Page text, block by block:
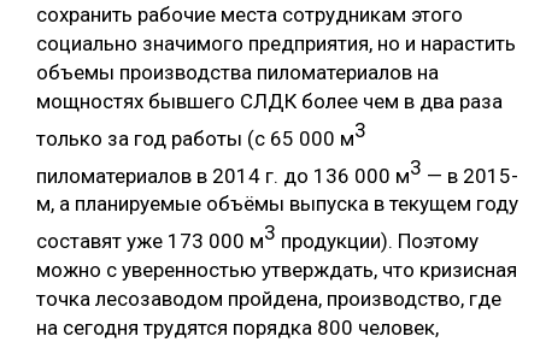
сохранить рабочие места сотрудникам этого
социально значимого предприятия, но и нарастить
объемы производства пиломатериалов на
мощностях бывшего СЛДК более чем в два раза
только за год работы (с 65 000 м3
пиломатериалов в 2014 г. до 136 000 м3 — в 2015-
м, а планируемые объёмы выпуска в текущем году
составят уже 173 000 м3 продукции). Поэтому
можно с уверенностью утверждать, что кризисная
точка лесозаводом пройдена, производство, где
на сегодня трудятся порядка 800 человек,